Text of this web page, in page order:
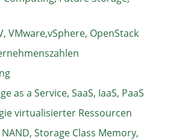
VMware,vSphere, OpenStack
as a Service, SaaS, IaaS, PaaS
virtualisierter Ressourcen
Storage Class Memory,